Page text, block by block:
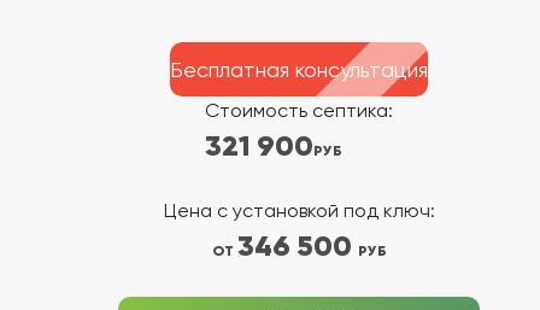
Стоимость септика:
321 900РУБ
Цена с установкой под ключ:
ОТ 346 500 РУБ
Бесплатная консультация